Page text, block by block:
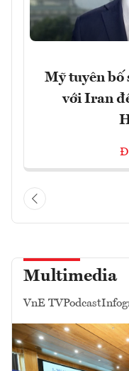
Mỹ tuyên bố
với Iran
Multimedia
VnE TVPodcast